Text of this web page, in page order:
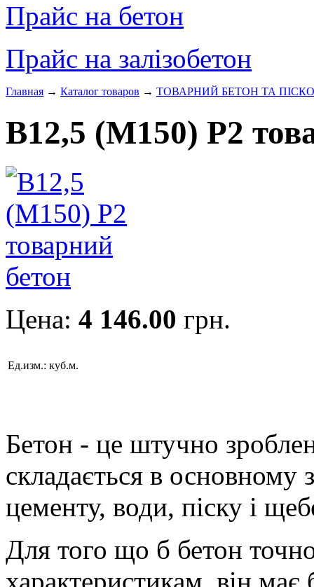
Прайс на бетон
Прайс на залізобетон
Главная → Каталог товаров → ТОВАРНИЙ БЕТОН ТА
В12,5 (М150) Р2
Цена: 4 146.00 грн.
Ед.изм.: куб.м.
Бетон - це штучно
складається в основному
цементу, води, піску і
Для того що б бетон